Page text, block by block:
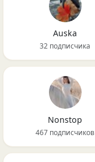
Auska
32 подписчика
Nonstop
467 подписчиков